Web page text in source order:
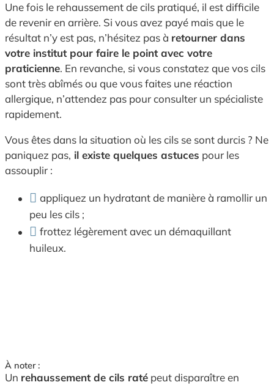
Une fois le rehaussement de cils pratiqué, il est difficile
de revenir en arrière. Si vous avez payé mais que le
résultat n’y est pas, n’hésitez pas à retourner dans
votre institut pour faire le point avec votre
praticienne. En revanche, si vous constatez que vos cils
sont très abîmés ou que vous faites une réaction
allergique, n’attendez pas pour consulter un spécialiste
rapidement.
Vous êtes dans la situation où les cils se sont durcis ? Ne
paniquez pas, il existe quelques astuces pour les
assouplir :
appliquez un hydratant de manière à ramollir un
peu les cils ;
frottez légèrement avec un démaquillant
huileux.
À noter :
Un rehaussement de cils raté peut disparaître en